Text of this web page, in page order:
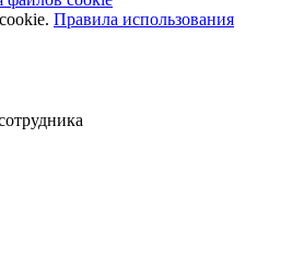
Правила использования